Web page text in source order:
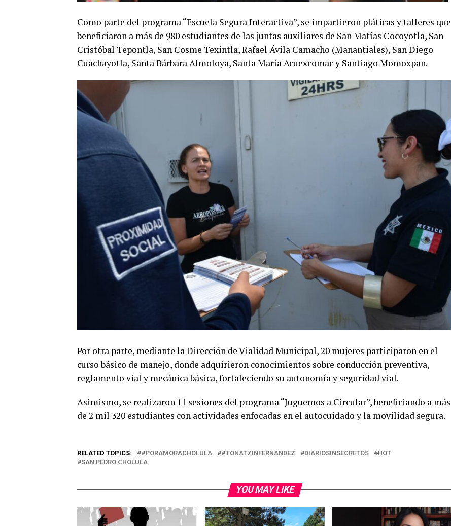
Como parte del programa “Escuela Segura Interactiva”, se impartieron pláticas y talleres que
beneficiaron a más de 980 estudiantes de las juntas auxiliares de San Matías Cocoyotla, San
Cristóbal Tepontla, San Cosme Texintla, Rafael Ávila Camacho (Manantiales), San Diego
Cuachayotla, Santa Bárbara Almoloya, Santa María Acuexcomac y Santiago Momoxpan.
Por otra parte, mediante la Dirección de Vialidad Municipal, 20 mujeres participaron en el
curso básico de manejo, donde adquirieron conocimientos sobre conducción preventiva,
reglamento vial y mecánica básica, fortaleciendo su autonomía y seguridad vial.
Asimismo, se realizaron 11 sesiones del programa “Juguemos a Circular”, beneficiando a más
de 2 mil 320 estudiantes con actividades enfocadas en el autocuidado y la movilidad segura.
RELATED TOPICS: #PORAMORACHOLULA #TONATZINFERNÁNDEZ DIARIOSINSECRETOS
HOT
SAN PEDRO CHOLULA
YOU MAY LIKE